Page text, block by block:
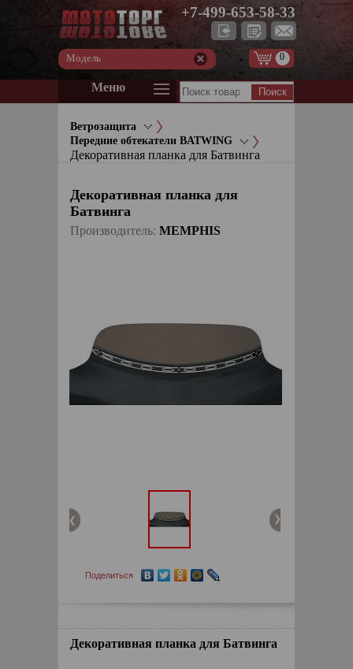
+7-499-653-58-33
Модель 0
Меню
Ветрозащита
Передние обтекатели BATWING
Декоративная планка для Батвинга
Декоративная планка для
Батвинга
Производитель: MEMPHIS
Поделиться
Декоративная планка для Батвинга